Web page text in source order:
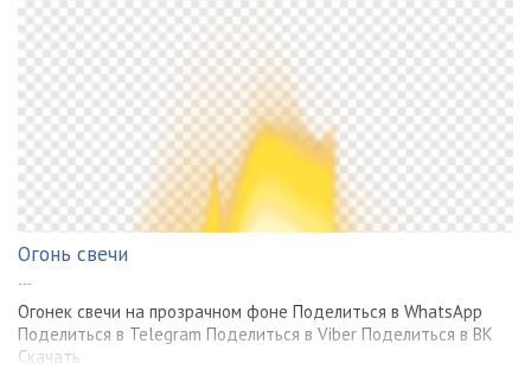
Огонь свечи
---
Огонек свечи на прозрачном фоне Поделиться в WhatsApp
Поделиться в Telegram Поделиться в Viber Поделиться в ВК
Скачать